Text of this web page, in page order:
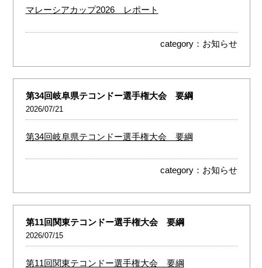
マレーシアカップ2026 レポート
category： お知らせ
第34回岐阜県テコンドー選手権大会 要綱
2026/07/21
第34回岐阜県テコンドー選手権大会 要綱
category： お知らせ
第11回関東テコンドー選手権大会 要綱
2026/07/15
第11回関東テコンドー選手権大会 要綱